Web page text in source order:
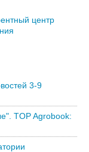
центр
3-9
TOP Agrobook: